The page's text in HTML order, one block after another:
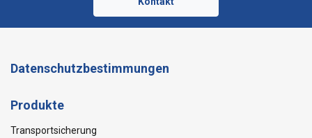
Datenschutzbestimmungen
Produkte
Transportsicherung